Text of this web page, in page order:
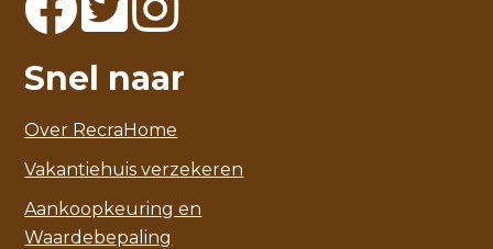
Snel naar
Over RecraHome
Vakantiehuis verzekeren
Aankoopkeuring en
Waardebepaling